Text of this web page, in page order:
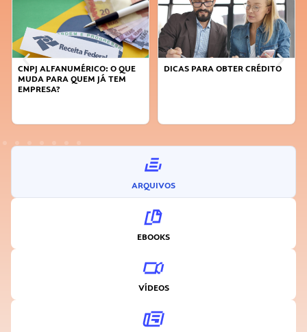
DICAS PARA OBTER CRÉDITO
FAÇA A DIFERENÇA: SEJA
ARQUIVOS
EBOOKS
VÍDEOS